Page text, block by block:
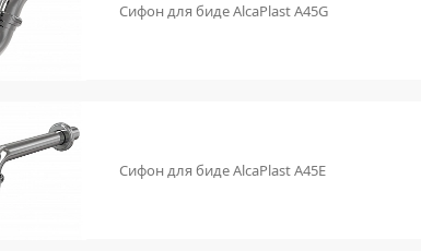
Сифон для биде AlcaPlast A45G
Сифон для биде AlcaPlast A45E